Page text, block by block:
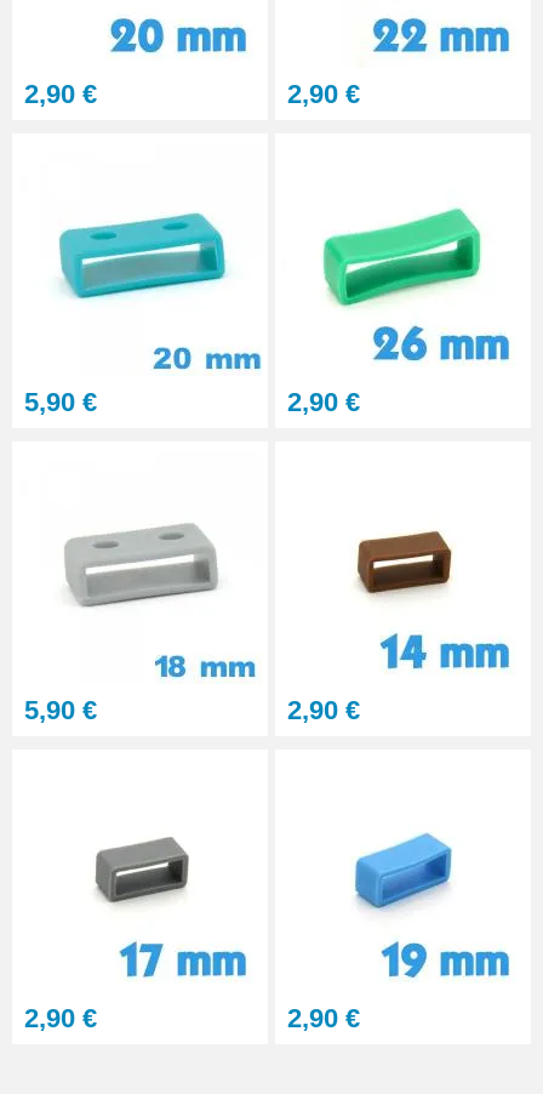
2,90 € 2,90 €
5,90 € 2,90 €
5,90 € 2,90 €
2,90 € 2,90 €